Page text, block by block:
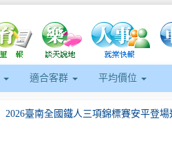
適合客群 平均價位